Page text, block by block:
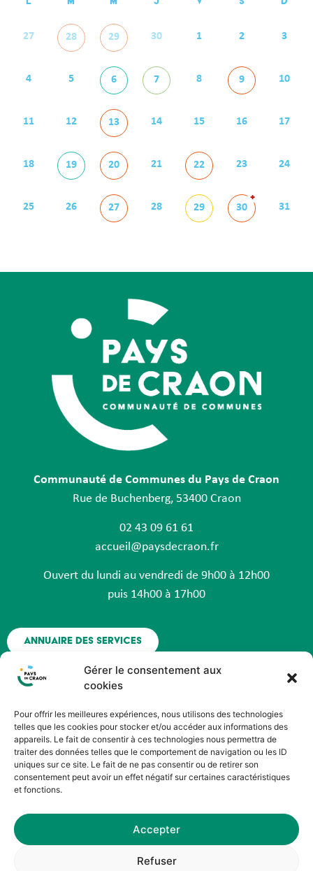
Gérer le consentement aux
cookies
Pour offrir les meilleures expériences, nous utilisons des technologies
telles que les cookies pour stocker et/ou accéder aux informations des
appareils. Le fait de consentir à ces technologies nous permettra de
traiter des données telles que le comportement de navigation ou les ID
uniques sur ce site. Le fait de ne pas consentir ou de retirer son
consentement peut avoir un effet négatif sur certaines caractéristiques
et fonctions.
Accepter
Refuser
27 28 29 30 1 2 3
4 5 6 7 8 9 10
11 12 13 14 15 16 17
18 19 20 21 22 23 24
25 26 27 28 29 30
+
31
Communauté de Communes du Pays de Craon
Rue de Buchenberg, 53400 Craon
02 43 09 61 61
accueil@paysdecraon.fr
Ouvert du lundi au vendredi de 9h00 à 12h00
puis 14h00 à 17h00
Annuaire des services
Nous contacter
Espace agent - Octime
Suivez nous !